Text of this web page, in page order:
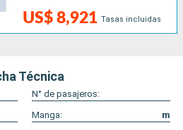
US$ 8,921 Tasas incluidas
Técnica
N° de pasajeros:
Manga:
m